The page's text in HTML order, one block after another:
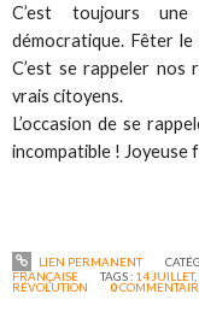
C’est toujours
démocratique. Fêter
C’est se rappeler nos
vrais citoyens.
L’occasion de se
incompatible !
LIEN PERMANENT
FRANÇAISE
TAGS : 14 JUILLET,
RÉVOLUTION 0